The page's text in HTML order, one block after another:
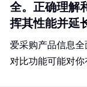
全。正确理解
挥其性能并延
爱采购产品信息
对比功能可能对